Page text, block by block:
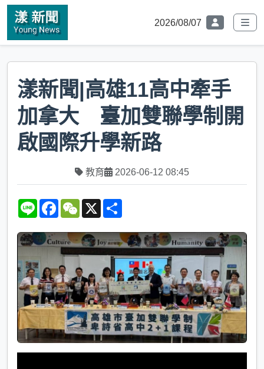
2026/08/07
漾新聞|高雄11高中牽手
加拿大 臺加雙聯學制開
啟國際升學新路
教育 2026-06-12 08:45
L
e
F
e
b
o
k
W
h
a
t
X
r
e